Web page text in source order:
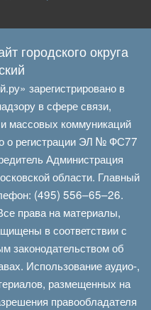
городского округа
зарегистрировано в
в сфере связи,
массовых коммуникаций
о регистрации ЭЛ № ФС77
Администрация
области. Главный
(495) 556–65–26.
права на материалы,
в соответствии с
законодательством об
Использование аудио-,
размещенных на
правообладателя